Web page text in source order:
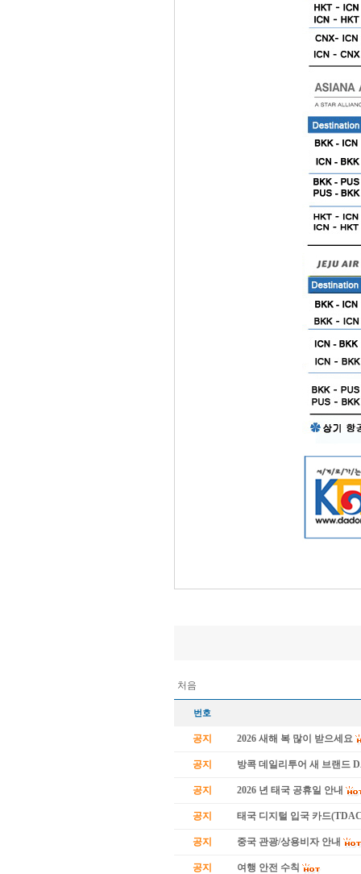
처음
번호
공지 2026 새해 복 많이 받으세요
공지 방콕 데일리투어 새 브랜드
공지 2026 년 태국 공휴일 안내
공지 태국 디지털 입국 카드
공지 중국 관광/상용비자 안내
공지 여행 안전 수칙